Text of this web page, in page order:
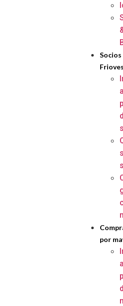
Socios
a
por
a